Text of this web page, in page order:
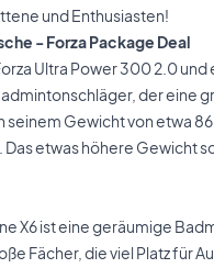
und Enthusiasten!
- Forza Package Deal
Ultra Power 300 2.0 und
der eine
seinem Gewicht von etwa
etwas höhere Gewicht
X6 ist eine geräumige
Fächer, die viel Platz für